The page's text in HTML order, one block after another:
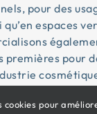
pour des
qu’en espaces
premières pour
cookies pour